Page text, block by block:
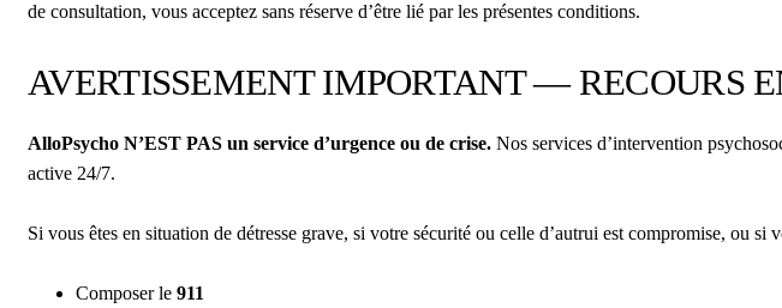
de consultation, vous acceptez sans réserve d’être lié par les présentes conditions.
AVERTISSEMENT IMPORTANT — RECOURS
AlloPsycho N’EST PAS un service d’urgence ou de crise. Nos services d’intervention
active 24/7.
Si vous êtes en situation de détresse grave, si votre sécurité ou celle d’autrui est compromise, ou si
Composer le 911